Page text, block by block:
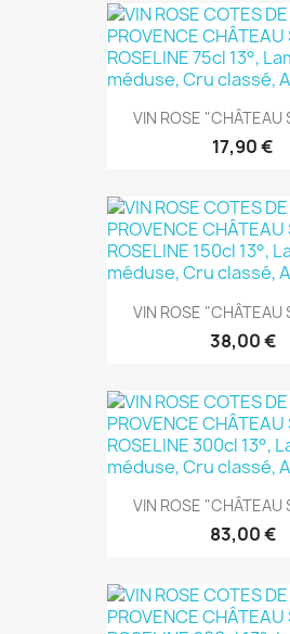
VIN ROSE "CHÂTEAU
17,90 €
VIN ROSE "CHÂTEAU
38,00 €
VIN ROSE "CHÂTEAU
83,00 €